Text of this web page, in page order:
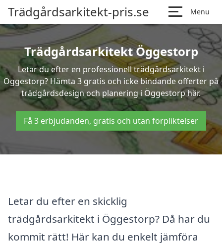
Trädgårdsarkitekt-pris.se Menu
Trädgårdsarkitekt Öggestorp
Letar du efter en professionell trädgårdsarkitekt i
Öggestorp? Hämta 3 gratis och icke bindande offerter på
trädgårdsdesign och planering i Öggestorp här.
Få 3 erbjudanden, gratis och utan förpliktelser
Letar du efter en skicklig
trädgårdsarkitekt i Öggestorp? Då har du
kommit rätt! Här kan du enkelt jämföra